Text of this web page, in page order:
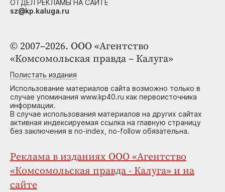
© 2007–2026. ООО «Агентство
«Комсомольская правда – Калуга»
Полистать издания
Использование материалов сайта возможно только в
случае упоминания www.kp40.ru как первоисточника
информации.
В случае использования материалов на других сайтах
активная индексируемая ссылка на главную страницу
без заключения в no-index, no-follow обязательна.
Реклама в изданиях ООО «Агентство
«Комсомольская правда - Калуга» и на
сайте
ОТДЕЛ РЕКЛАМЫ НА САЙТЕ
sz@kp.kaluga.ru